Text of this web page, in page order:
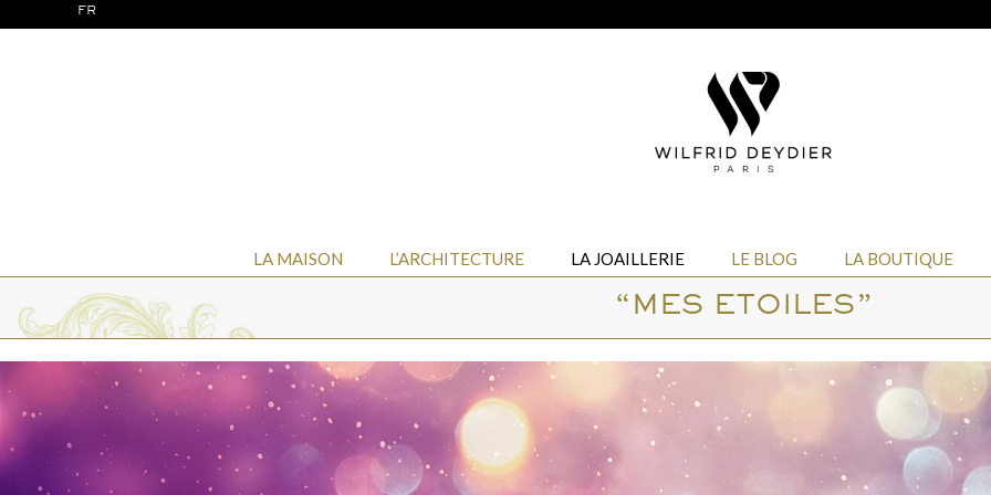
FR
LA MAISON L’ARCHITECTURE LA JOAILLERIE LE BLOG LA BOUTIQUE
“MES ETOILES”